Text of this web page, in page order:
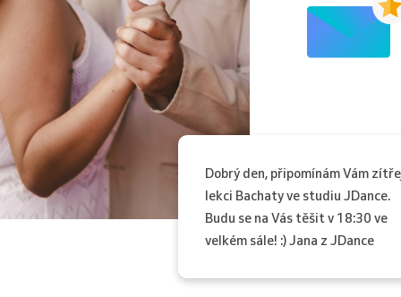
Dobrý den, připomínám Vám
lekci Bachaty ve studiu JDance.
Budu se na Vás těšit v 18:30 ve
velkém sále! :) Jana z JDance